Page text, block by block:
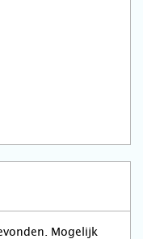
Mogelijk